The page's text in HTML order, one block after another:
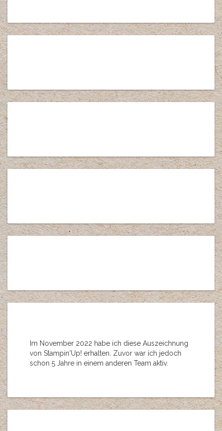
Im November 2022 habe ich diese Auszeichnung
von Stampin'Up! erhalten. Zuvor war ich jedoch
schon 5 Jahre in einem anderen Team aktiv.